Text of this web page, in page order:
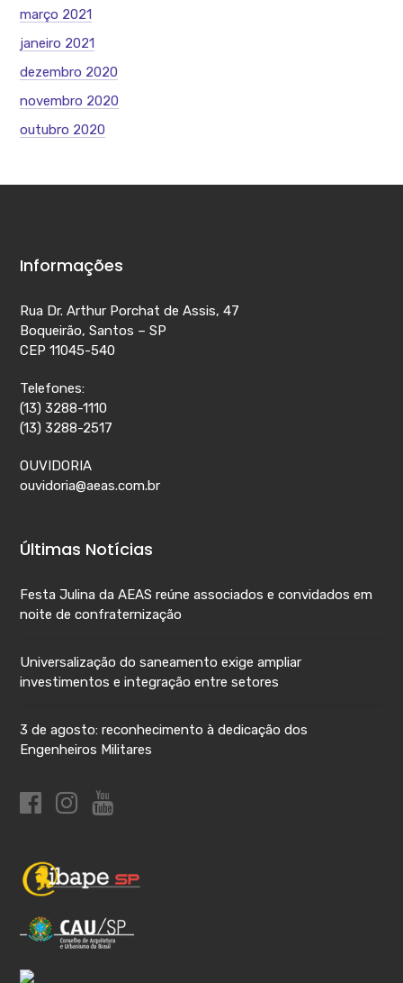
março 2021
janeiro 2021
dezembro 2020
novembro 2020
outubro 2020
Informações
Rua Dr. Arthur Porchat de Assis, 47
Boqueirão, Santos – SP
CEP 11045-540
Telefones:
(13) 3288-1110
(13) 3288-2517
OUVIDORIA
ouvidoria@aeas.com.br
Últimas Notícias
Festa Julina da AEAS reúne associados e convidados em
noite de confraternização
Universalização do saneamento exige ampliar
investimentos e integração entre setores
3 de agosto: reconhecimento à dedicação dos
Engenheiros Militares